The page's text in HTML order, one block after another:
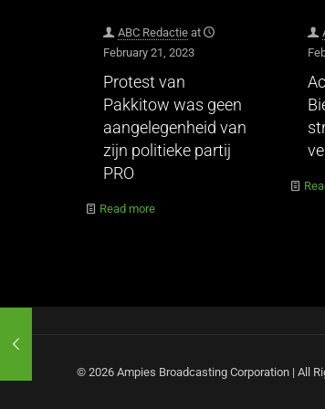
ABC Redactie at
February 21, 2023
Protest van
Pakkitow was geen
aangelegenheid van
zijn politieke partij
PRO
Read more
© 2026 Ampies Broadcasting Corporation | All